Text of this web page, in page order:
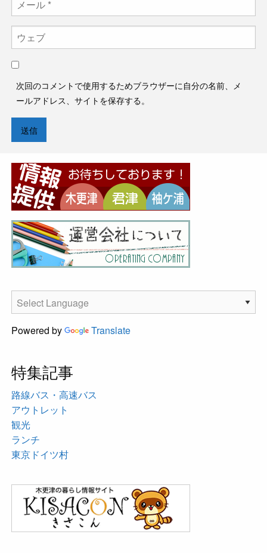
次回のコメントで使用するためブラウザーに自分の名前、メ
ールアドレス、サイトを保存する。
Powered by Translate
特集記事
路線バス・高速バス
アウトレット
観光
ランチ
東京ドイツ村